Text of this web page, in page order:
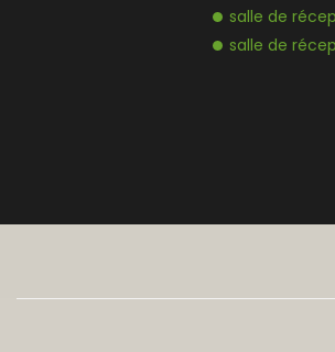
salle de
salle de